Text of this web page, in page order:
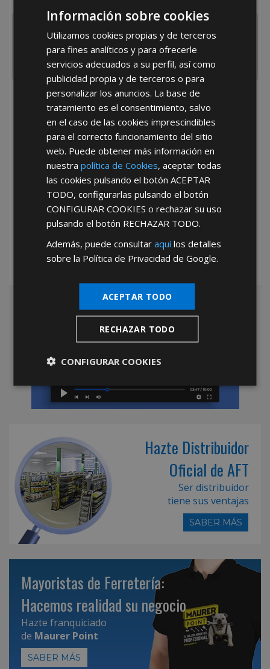
*Abstenerse particulares, sólo venta a tiendas y empresas minoristas y
mayoristas.
Hazte Distribuidor
Oficial de AFT
Ser distribuidor
tiene sus ventajas
SABER MÁS
Mayoristas de Ferretería:
Hacemos realidad su negocio
Hazte franquiciado
de Maurer Point
SABER MÁS
Información sobre cookies
Utilizamos cookies propias y de terceros
para fines analíticos y para ofrecerle
servicios adecuados a su perfil, así como
publicidad propia y de terceros o para
personalizar los anuncios. La base de
tratamiento es el consentimiento, salvo
en el caso de las cookies imprescindibles
para el correcto funcionamiento del sitio
web. Puede obtener más información en
nuestrapolítica de Cookies, aceptar todas
las cookies pulsando el botónACEPTAR
TODO, configurarlas pulsando el botón
CONFIGURAR COOKIES o rechazar su uso
pulsando el botón RECHAZAR TODO.
Además, puede consultaraquílos detalles
sobre la Política de Privacidad de Google.
ACEPTAR TODO
RECHAZAR TODO
CONFIGURAR COOKIES